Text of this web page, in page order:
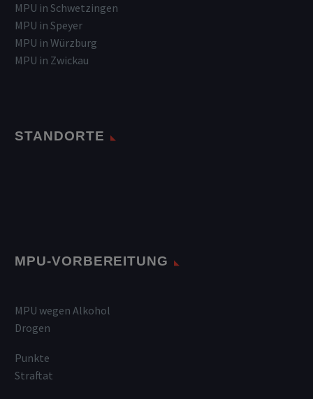
MPU in Schwetzingen
MPU in Speyer
MPU in Würzburg
MPU in Zwickau
STANDORTE
MPU-VORBEREITUNG
MPU wegen Alkohol
Drogen
Punkte
Straftat